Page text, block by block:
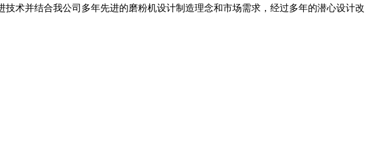
术并结合我公司多年先进的磨粉机设计制造理念和市场需求，经过多年的潜心设计改